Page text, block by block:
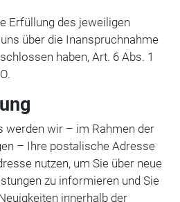
Erfüllung des jeweiligen
über die Inanspruchnahme
haben, Art. 6 Abs. 1
werden wir – im Rahmen der
– Ihre postalische Adresse
nutzen, um Sie über neue
zu informieren und Sie
innerhalb der